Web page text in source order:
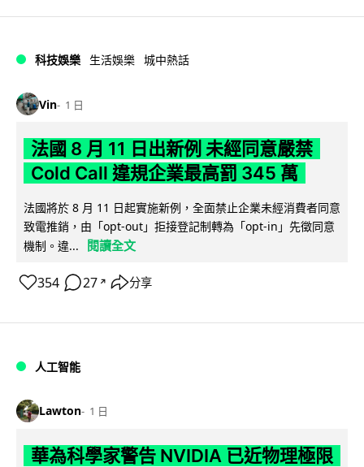
科技娛樂 生活娛樂 城中熱話
Vin 1 日
法國 8 月 11 日出新例 未經同意嚴禁
Cold Call 違規企業最高罰 345 萬
法國將於 8 月 11 日起實施新例，全面禁止企業未經消費者同意
致電推銷，由「opt-out」拒接登記制轉為「opt-in」先徵同意
機制。違...
閱讀全文
354 27 ↗ 分享
人工智能
Lawton 1 日
華為科學家警告 NVIDIA 已近物理極限